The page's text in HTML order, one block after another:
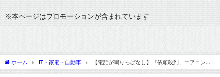
※本ページはプロモーションが含まれています
ホーム IT・家電・自動車
【電話が鳴りっぱなし】『依頼殺到、エアコン取
り付け業者は悲鳴』についてTwitterの反応